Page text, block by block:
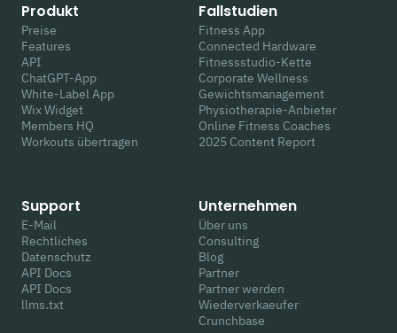
Produkt
Preise
Features
API
ChatGPT-App
White-Label App
Wix Widget
Members HQ
Workouts übertragen
Fallstudien
Fitness App
Connected Hardware
Fitnessstudio-Kette
Corporate Wellness
Gewichtsmanagement
Physiotherapie-Anbieter
Online Fitness Coaches
2025 Content Report
Support
E-Mail
Rechtliches
Datenschutz
API Docs
API Docs
llms.txt
Unternehmen
Über uns
Consulting
Blog
Partner
Partner werden
Wiederverkaeufer
Crunchbase